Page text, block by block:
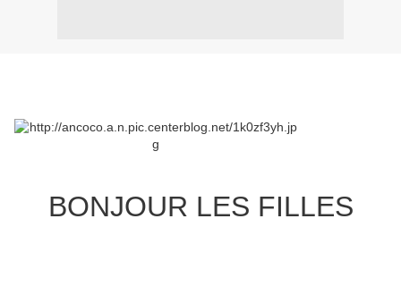
BONJOUR LES FILLES